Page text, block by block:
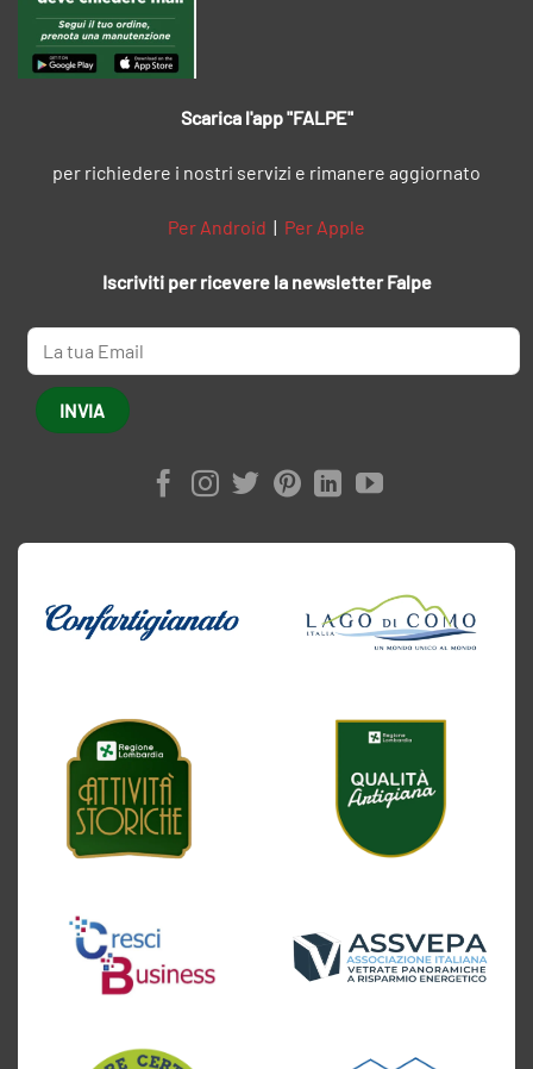
Scarica l'app "FALPE"
per richiedere i nostri servizi e rimanere aggiornato
Per Android | Per Apple
Iscriviti per ricevere la newsletter Falpe